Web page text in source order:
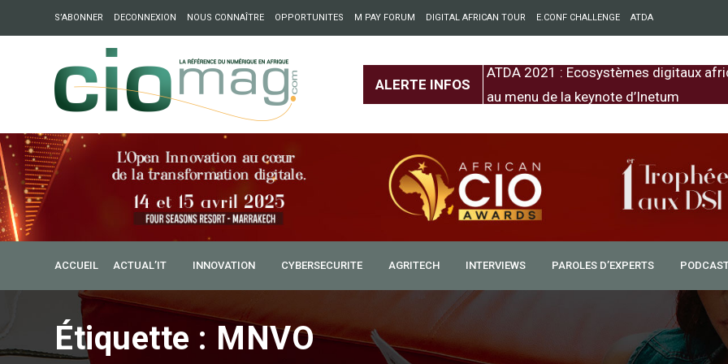
S’ABONNER DECONNEXION NOUS CONNAÎTRE OPPORTUNITES M PAY FORUM DIGITAL AFRICAN TOUR E.CONF CHALLENGE ATDA
ALERTE INFOS
: Partech Shaker lance Chapter54 pour créer des ponts entre l’Europe et
ATDA 2021 : Ecosystèmes digitaux
au menu de la keynote d’Inetum
ACCUEIL ACTUAL’IT INNOVATION CYBERSECURITE AGRITECH INTERVIEWS PAROLES D’EXPERTS
Étiquette : MNVO